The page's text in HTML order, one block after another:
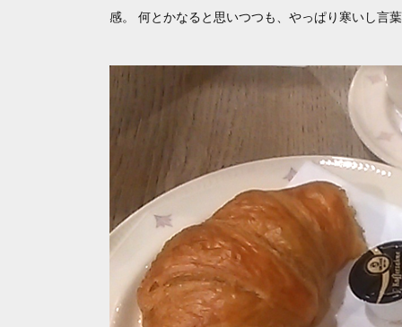
感。 何とかなると思いつつも、やっぱり寒いし言